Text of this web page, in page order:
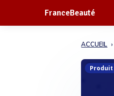
FranceBeauté
ACCUEIL
Produit